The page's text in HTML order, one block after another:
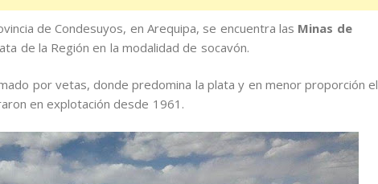
de Condesuyos, en Arequipa, se encuentra las Minas de
de la Región en la modalidad de socavón.
por vetas, donde predomina la plata y en menor proporción el
en explotación desde 1961.